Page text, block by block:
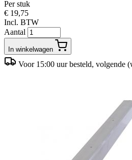
Per stuk
€ 19,75
Incl. BTW
Aantal
In winkelwagen
Voor 15:00 uur besteld, volgende